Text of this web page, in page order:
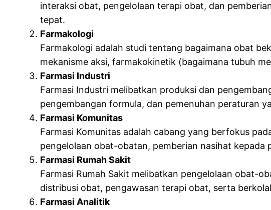
interaksi obat, pengelolaan terapi obat, dan
tepat.
Farmakologi
Farmakologi adalah studi tentang bagaimana obat
mekanisme aksi, farmakokinetik (bagaimana tubuh
Farmasi Industri
Farmasi Industri melibatkan produksi dan
pengembangan formula, dan pemenuhan peraturan
Farmasi Komunitas
Farmasi Komunitas adalah cabang yang berfokus
pengelolaan obat-obatan, pemberian nasihat
Farmasi Rumah Sakit
Farmasi Rumah Sakit melibatkan pengelolaan obat-
distribusi obat, pengawasan terapi obat, serta
Farmasi Analitik